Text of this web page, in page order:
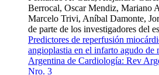
Berrocal, Oscar Mendiz, Mariano
Marcelo Trivi, Aníbal Damonte,
de parte de los investigadores del
Predictores de reperfusión
angioplastia en el infarto agudo de
Argentina de Cardiología: Rev
Nro. 3